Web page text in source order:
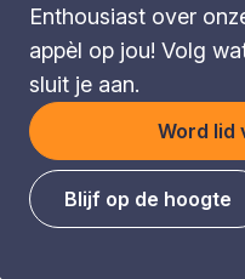
Enthousiast over
appèl op jou! Volg
sluit je aan.
Word lid
Blijf op de hoogte